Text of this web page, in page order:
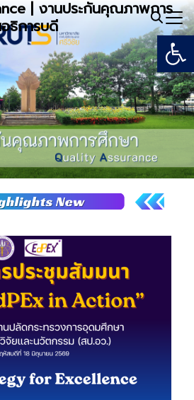
| งานประกันคุณภาพการ
ธิการบดี